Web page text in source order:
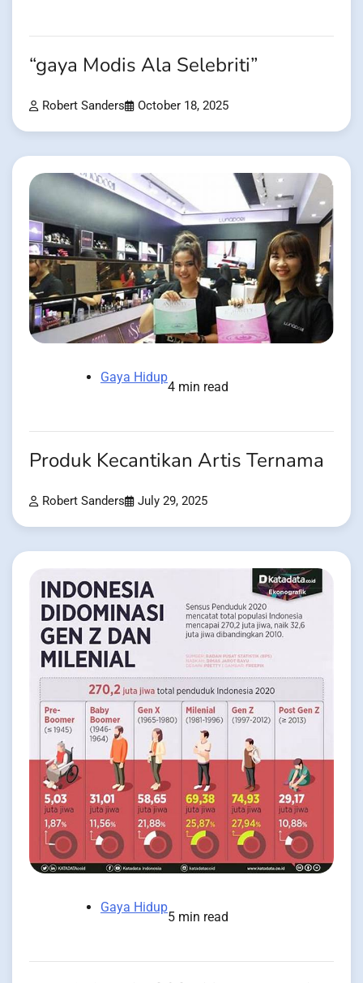
“gaya Modis Ala Selebriti”
Robert Sanders October 18, 2025
Gaya Hidup
4 min read
Produk Kecantikan Artis Ternama
Robert Sanders July 29, 2025
Gaya Hidup
5 min read